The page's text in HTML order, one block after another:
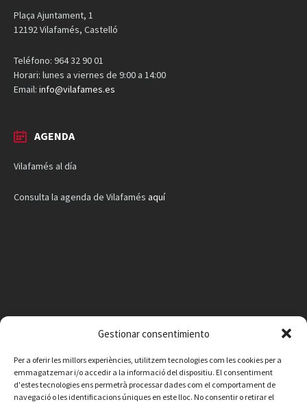
Gestionar consentimiento
Per a oferir les millors experiències, utilitzem tecnologies com les cookies per a
emmagatzemar i/o accedir a la informació del dispositiu. El consentiment
d'estes tecnologies ens permetrà processar dades com el comportament de
navegació o les identificacions úniques en este lloc. No consentir o retirar el
Plaça Ajuntament, 1
12192 Vilafamés, Castelló
Teléfono: 964 32 90 01
Horari: lunes a viernes de 9:00 a 14:00
Email: info@vilafames.es
AGENDA
Vilafamés al día
Consulta la agenda de Vilafamés aquí